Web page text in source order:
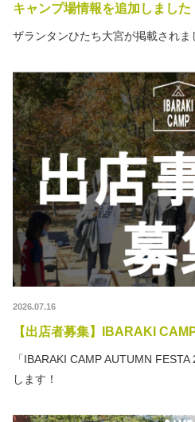
キャンプ場情報を追加しました
ザランタンひたち大宮が掲載されま
2026.07.16
【出店者募集】IBARAKI
「IBARAKI CAMP AUTUMN
します！